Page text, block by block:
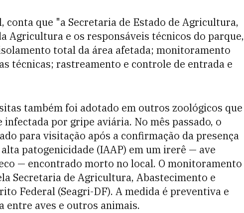
conta que "a Secretaria de Estado de Agricultura,
Agricultura e os responsáveis técnicos do parque,
total da área afetada; monitoramento
técnicas; rastreamento e controle de entrada e
também foi adotado em outros zoológicos que
por gripe aviária. No mês passado, o
para visitação após a confirmação da presença
patogenicidade (IAAP) em um irerê — ave
— encontrado morto no local. O monitoramento
Secretaria de Agricultura, Abastecimento e
Federal (Seagri-DF). A medida é preventiva e
entre aves e outros animais.